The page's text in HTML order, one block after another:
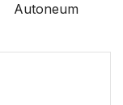
Autoneum